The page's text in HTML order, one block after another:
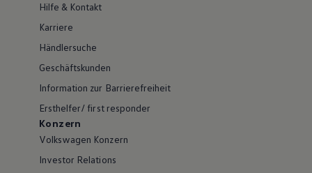
Hilfe & Kontakt
Karriere
Händlersuche
Geschäftskunden
Information zur Barrierefreiheit
Ersthelfer/ first responder
Konzern
Volkswagen Konzern
Investor Relations